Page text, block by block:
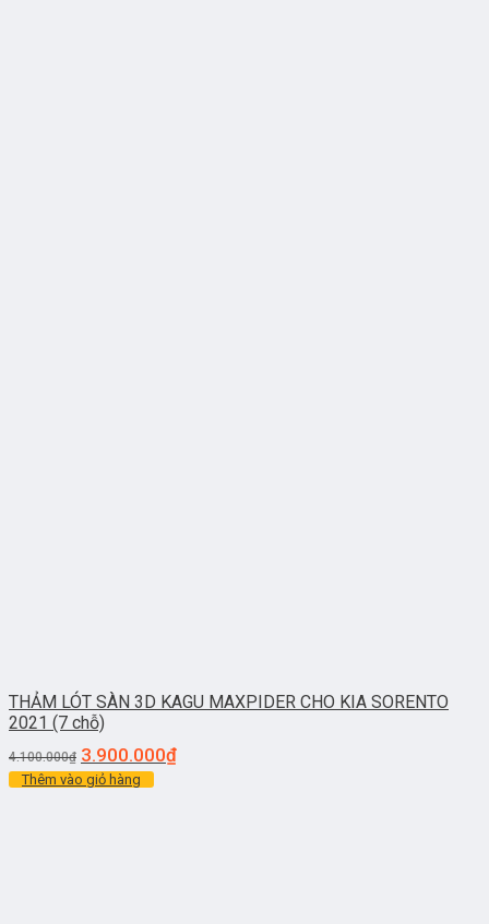
THẢM LÓT SÀN 3D KAGU MAXPIDER CHO KIA SORENTO
2021 (7 chỗ)
4.100.000₫ 3.900.000₫
Thêm vào giỏ hàng